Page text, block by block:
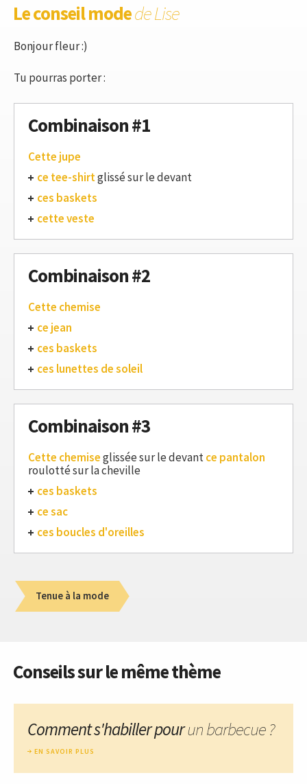
Le conseil modede Lise
Bonjour fleur :)
Tu pourras porter :
Combinaison #1
Cette jupe
ce tee-shirtglissé sur le devant
ces baskets
cette veste
Combinaison #2
Cette chemise
ce jean
ces baskets
ces lunettes de soleil
Combinaison #3
Cette chemiseglissée sur le devantce pantalon
roulotté sur la cheville
ces baskets
ce sac
ces boucles d'oreilles
Tenue à la mode
Conseils sur le même thème
Comment s'habiller pourun barbecue ?
EN SAVOIR PLUS